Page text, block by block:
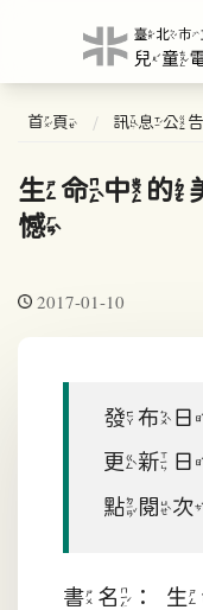
首頁 訊息公
生命中的
憾
2017-01-10
發布日
更新日
點閱
書名：